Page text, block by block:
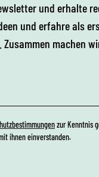
und erhalte
und erfahre als
machen
zur Kenntnis
ihnen einverstanden.